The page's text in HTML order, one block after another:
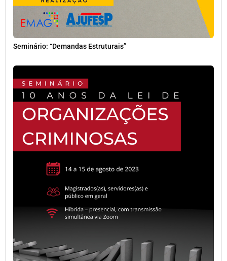
Seminário: “Demandas Estruturais”